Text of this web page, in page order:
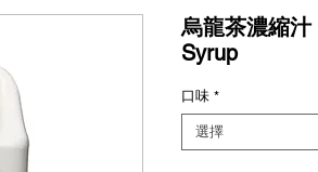
烏龍茶濃縮汁
Syrup
口味 *
選擇